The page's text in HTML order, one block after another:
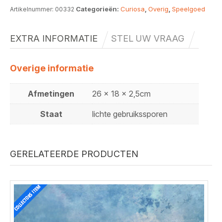
Artikelnummer: 00332 Categorieën: Curiosa Overig Speelgoed
EXTRA INFORMATIE STEL UW VRAAG
Overige informatie
Afmetingen 26 x 18 x 2,5cm
Staat lichte gebruikssporen
GERELATEERDE PRODUCTEN